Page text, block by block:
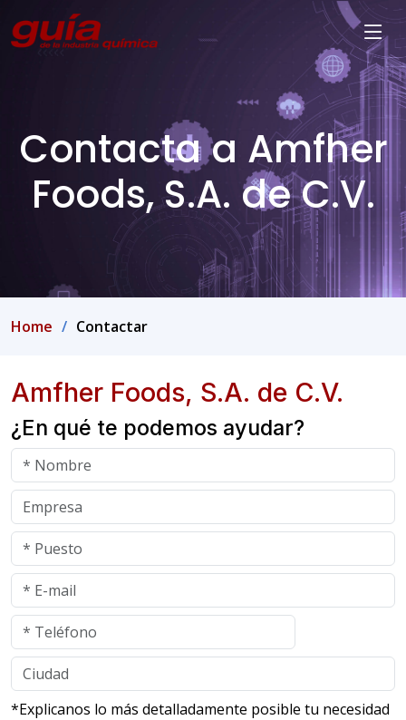
Contacta a Amfher
Foods, S.A. de C.V.
Home Contactar
Amfher Foods, S.A. de C.V.
¿En qué te podemos ayudar?
*Explicanos lo más detalladamente posible tu necesidad